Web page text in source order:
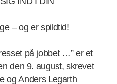
– og er spildtid!
på jobbet …” er et
den 9. august, skrevet
og Anders Legarth